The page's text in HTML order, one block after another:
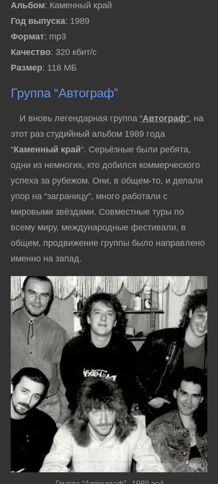
Альбом: Каменный край
Год выпуска: 1989
Формат: mp3
Качество: 320 кбит/с
Размер: 118 МБ
Группа “Автограф”
И вновь легендарная группа“Автограф“, на
этот раз студийный альбом 1989 года
“Каменный край“. Серьёзные были ребята,
одни из немногих, кто добился коммерческого
успеха за рубежом. Они, в общем-то, и делали
упор на “заграницу”, много работали с
мировыми звёздами. Совместные туры по
всему миру, международные фестивали, в
общем, продвижение группы было направлено
именно на запад.